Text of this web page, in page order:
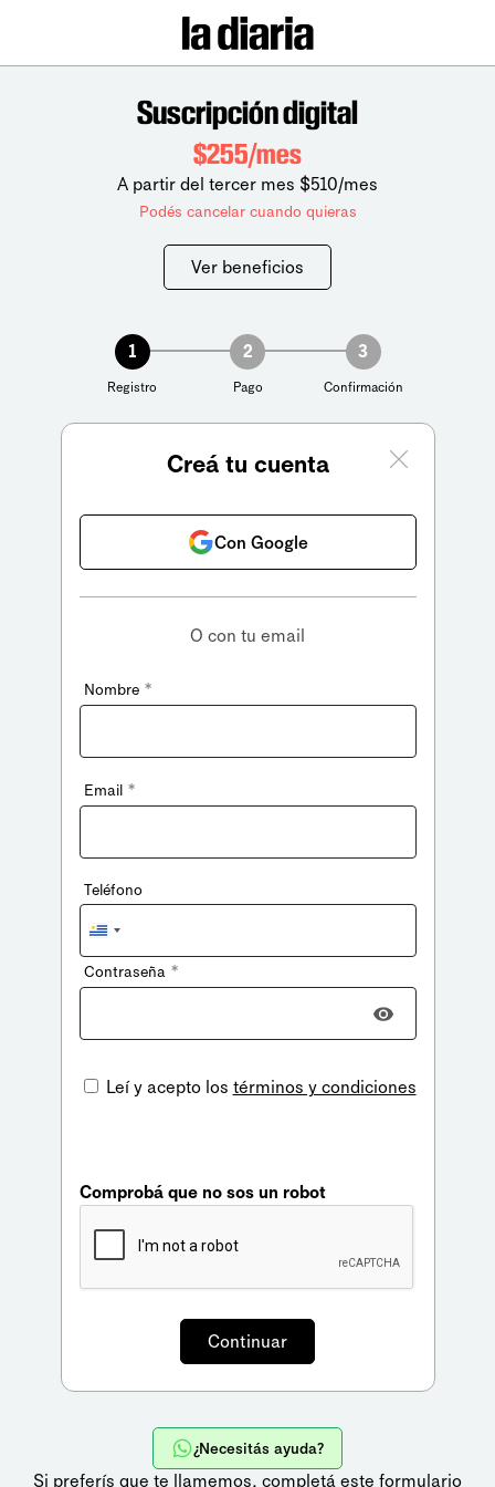
Suscripción digital
$255/mes
A partir del tercer mes $510/mes
Podés cancelar cuando quieras
Ver beneficios
1
Registro
2
Pago
3
Confirmación
Creá tu cuenta
Con Google
O con tu email
Nombre *
Email *
Teléfono
Uruguay
+598
Contraseña *
Leí y acepto los términos y condiciones
Comprobá que no sos un robot
¿Necesitás ayuda?
Si preferís que te llamemos, completá este formulario